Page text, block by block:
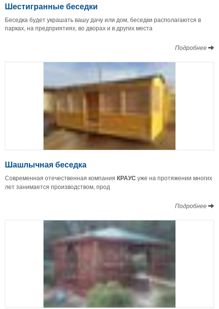
Шестигранные беседки
Беседка будет украшать вашу дачу или дом, беседки располагаются в
парках, на предприятиях, во дворах и в других места
Подробнее
Шашлычная беседка
Современная отечественная компания КРАУС уже на протяжении многих
лет занимается производством, прод
Подробнее